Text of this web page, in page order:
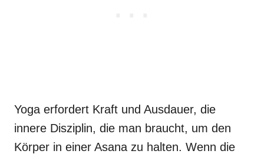
Yoga erfordert Kraft und Ausdauer, die
innere Disziplin, die man braucht, um den
Körper in einer Asana zu halten. Wenn die